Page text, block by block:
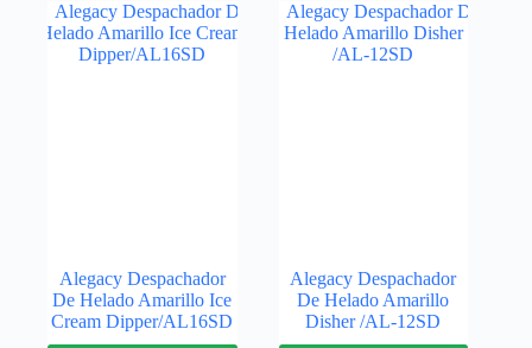
Alegacy Despachador
De Helado Amarillo Ice
Cream Dipper/AL16SD
Alegacy Despachador
De Helado Amarillo
Disher /AL‑12SD